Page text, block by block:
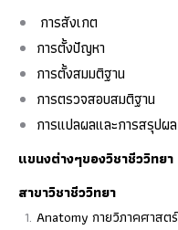
การสังเกต
การตั้งปัญหา
การตั้งสมมติฐาน
การตรวจสอบสมติฐาน
การแปลผลและการสรุปผล
แขนงต่างๆของวิชาชีววิทยา
สาขาวิชาชีววิทยา
Anatomy กายวิภาคศาสต